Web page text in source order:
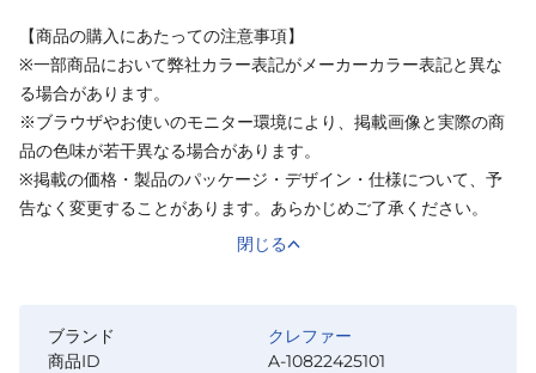
【商品の購入にあたっての注意事項】
※一部商品において弊社カラー表記がメーカーカラー表記と異な
る場合があります。
※ブラウザやお使いのモニター環境により、掲載画像と実際の商
品の色味が若干異なる場合があります。
※掲載の価格・製品のパッケージ・デザイン・仕様について、予
告なく変更することがあります。あらかじめご了承ください。
閉じる
ブランド
クレファー
商品ID
A-10822425101